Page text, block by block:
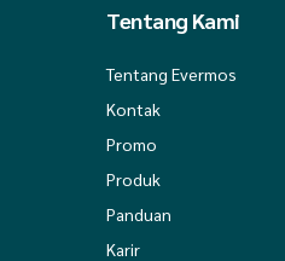
Tentang Kami
Tentang Evermos
Kontak
Promo
Produk
Panduan
Karir